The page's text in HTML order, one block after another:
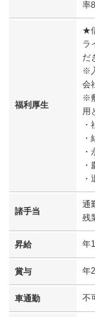
率
福利厚生
★
ラ
だ
※
会
※
用
諸手当
通
残
昇給 年
賞与 年
車通勤 不